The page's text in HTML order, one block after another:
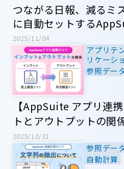
つながる日報、減るミ
に自動セットする
2025/11/04
アプリテ
リケーシ
参照デー
【AppSuite アプリ連
トとアウトプットの関
2025/10/31
参照デー
自動計算